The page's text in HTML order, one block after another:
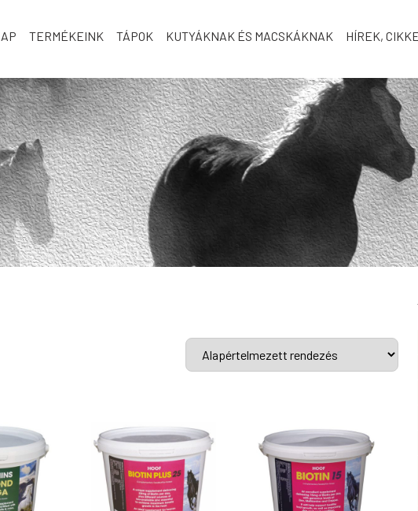
TERMÉKEINK TÁPOK KUTYÁKNAK ÉS MACSKÁKNAK HÍREK,